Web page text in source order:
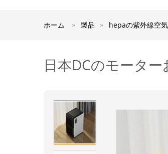
ホーム 製品 hepaの紫外線空
日本DCのモータ